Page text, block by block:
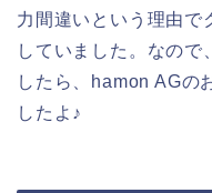
力間違いという理由で
していました。なので
したら、hamon AGの
したよ♪